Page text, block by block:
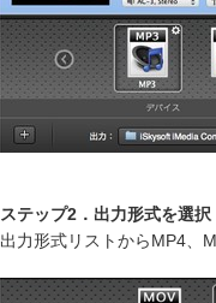
ステップ2．出力形式を選択
出力形式リストからMP4、